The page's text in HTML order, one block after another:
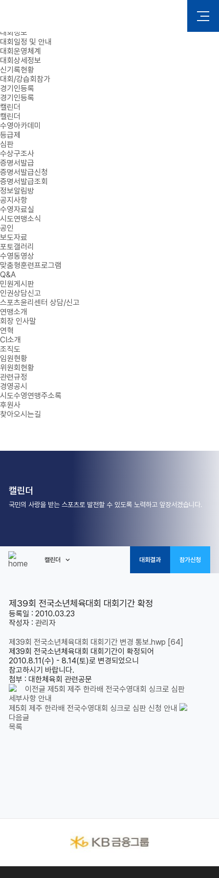
대회정보
대회일정 및 안내
대회운영체계
대회상세정보
신기록현황
대회/강습회참가
경기인등록
경기인등록
캘린더
캘린더
수영아카데미
등급제
심판
수상구조사
증명서발급
증명서발급신청
증명서발급조회
정보알림방
공지사항
수영자료실
시도연맹소식
공인
보도자료
포토갤러리
수영동영상
맞춤형훈련프로그램
Q&A
민원게시판
인권상담신고
스포츠윤리센터 상담/신고
연맹소개
회장 인사말
연혁
CI소개
조직도
임원현황
위원회현황
관련규정
경영공시
시도수영연맹주소록
후원사
찾아오시는길
캘린더
국민의 사랑을 받는 스포츠로 발전할 수 있도록 노력하고 앞장서겠습니다.
캘린더 대회결과 참가신청
제39회 전국소년체육대회 대회기간 확정
등록일 : 2010.03.23
작성자 : 관리자
제39회 전국소년체육대회 대회기간 변경 통보.hwp [64]
제39회 전국소년체육대회 대회기간이 확정되어
2010.8.11(수) - 8.14(토)로 변경되었으니
참고하시기 바랍니다.
첨부 : 대한체육회 관련공문
이전글 제5회 제주 한라배 전국수영대회 싱크로 심판
세부사항 안내
제5회 제주 한라배 전국수영대회 싱크로 심판 신청 안내
다음글
목록